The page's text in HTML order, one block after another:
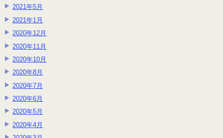
2021年5月
2021年1月
2020年12月
2020年11月
2020年10月
2020年8月
2020年7月
2020年6月
2020年5月
2020年4月